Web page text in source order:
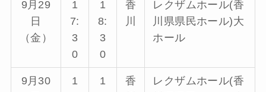
9月29
日
（金）
1
7:
3
0
1
8:
3
0
香
川
レクザムホール(香
川県県民ホール)大
ホール
9月30
1
1
香
レクザムホール(香